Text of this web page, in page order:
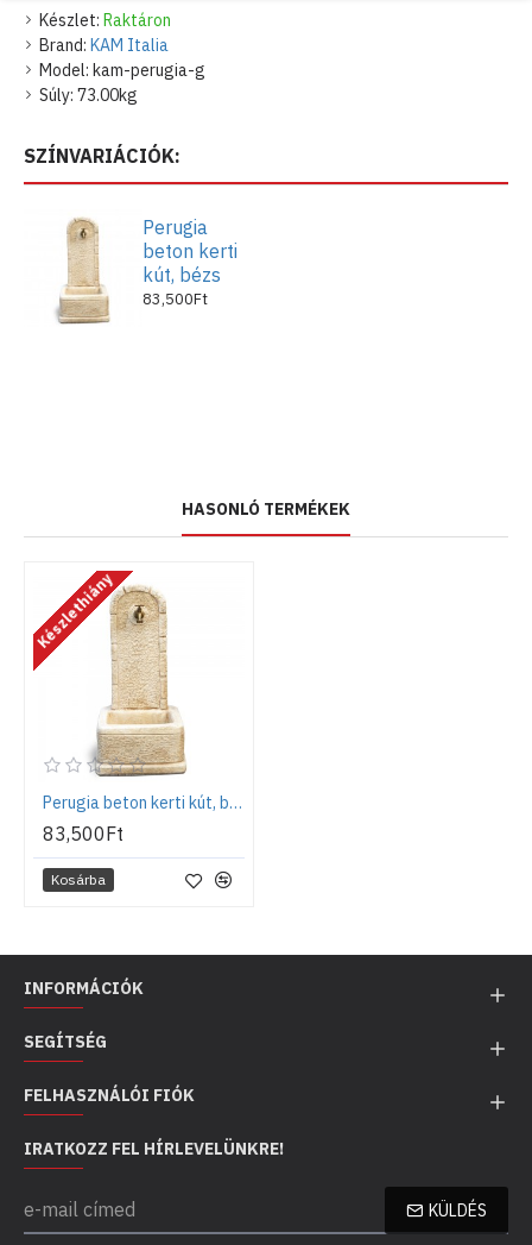
Magassága: 83 cm, szélessége: 37 cm, hossza: 41 cm
Anyaga: cement
Választható színek: szürke
Megjegyzés: a csapot nem tartalmazza!
Készlet: Raktáron
Brand: KAM Italia
Model: kam-perugia-g
Súly: 73.00kg
SZÍNVARIÁCIÓK:
Perugia
beton kerti
kút, bézs
83,500Ft
HASONLÓ TERMÉKEK
Készlethiány
Perugia beton kerti kút, bézs
83,500Ft
Kosárba
INFORMÁCIÓK
SEGÍTSÉG
FELHASZNÁLÓI FIÓK
IRATKOZZ FEL HÍRLEVELÜNKRE!
KÜLDÉS